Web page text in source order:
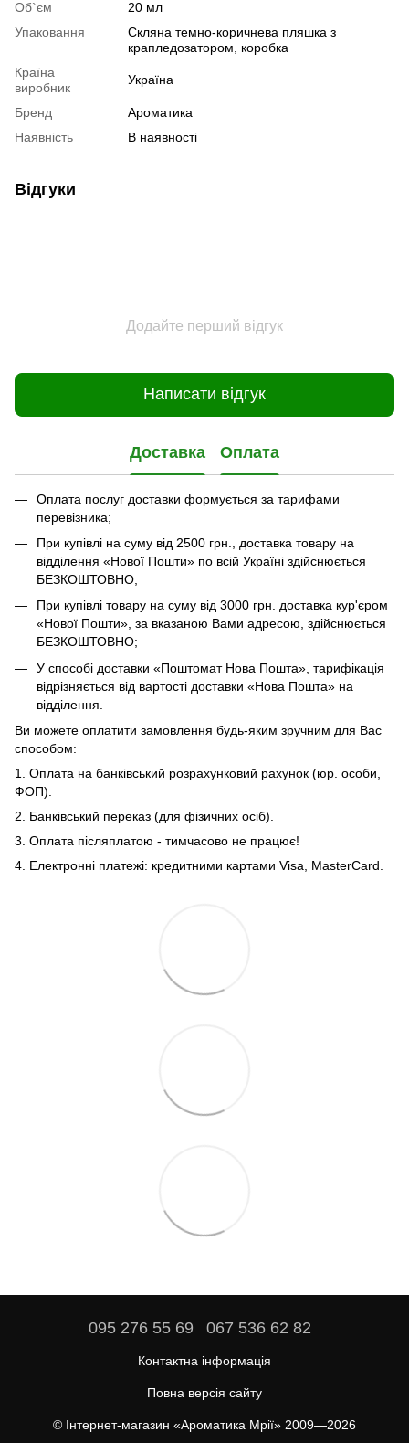
Об`єм
20 мл
Упаковання
Скляна темно-коричнева пляшка з
крапледозатором, коробка
Країна
виробник
Україна
Бренд
Ароматика
Наявність
В наявності
Відгуки
Додайте перший відгук
Написати відгук
Доставка Оплата
Оплата послуг доставки формується за тарифами
перевізника;
При купівлі на суму від 2500 грн., доставка товару на
відділення «Нової Пошти» по всій Україні здійснюється
БЕЗКОШТОВНО;
При купівлі товару на суму від 3000 грн. доставка кур'єром
«Нової Пошти», за вказаною Вами адресою, здійснюється
БЕЗКОШТОВНО;
У способі доставки «Поштомат Нова Пошта», тарифікація
відрізняється від вартості доставки «Нова Пошта» на
відділення.
Ви можете оплатити замовлення будь-яким зручним для Вас
способом:
1. Оплата на банківський розрахунковий рахунок (юр. особи,
ФОП).
2. Банківський переказ (для фізичних осіб).
3. Оплата післяплатою - тимчасово не працює!
4. Електронні платежі: кредитними картами Visa, MasterCard.
095 276 55 69 067 536 62 82
Контактна інформація
Повна версія сайту
© Інтернет-магазин «Ароматика Мрії» 2009—2026